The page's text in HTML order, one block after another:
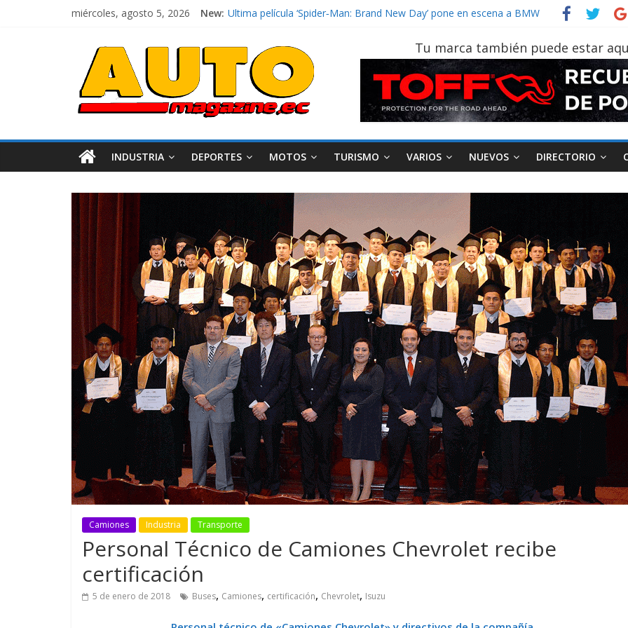
miércoles, agosto 5, 2026 New: Ultima película ‘Spider‑Man: Brand New Day’ pone en escena a BMW
La Vuelta al Ecuador 2026, edición 47ª, recorre 7 provincias en 8 días
La FEDAK recibe 12 Sinotruk Bolden para cubrir las rutas de La Vuelta
Tu marca también puede estar
INDUSTRIA DEPORTES MOTOS TURISMO VARIOS NUEVOS DIRECTORIO
Camiones Industria Transporte
Personal Técnico de Camiones Chevrolet recibe
certificación
5 de enero de 2018 Buses, Camiones, certificación, Chevrolet, Isuzu
Movilidad Varios
GM reafirma su
compromiso con movilidad
más segura y conectada
Movilidad Turismo Varios
¿Qué puede pasar con tu
vehículo si permanece
varios días sin usar?
AEADE Industria Motociclismo
Movilidad
Campaña busca cambiar
destino de los
en la región